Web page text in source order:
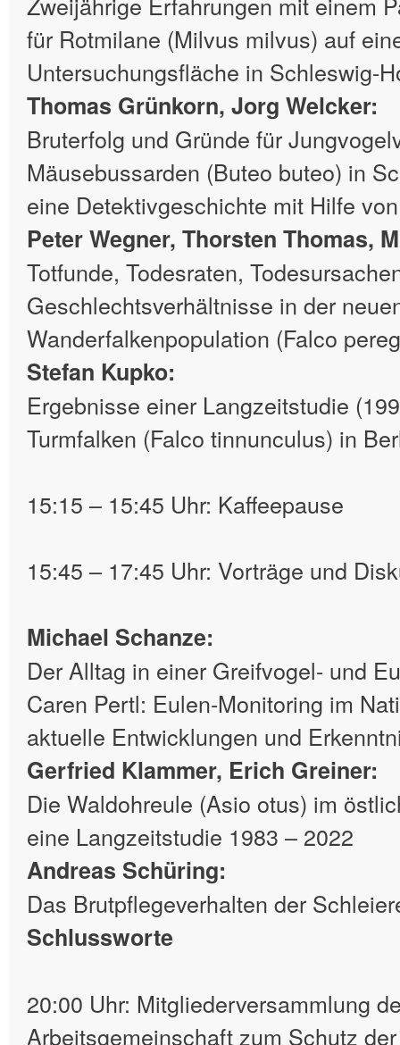
für Rotmilane (Milvus milvus) auf
Untersuchungsfläche in Schleswig-
Thomas Grünkorn, Jorg Welcker:
Bruterfolg und Gründe für
Mäusebussarden (Buteo buteo) in
eine Detektivgeschichte mit Hilfe
Peter Wegner, Thorsten Thomas,
Totfunde, Todesraten,
Geschlechtsverhältnisse in der
Wanderfalkenpopulation (Falco
Stefan Kupko:
Ergebnisse einer Langzeitstudie
Turmfalken (Falco tinnunculus) in
15:15 – 15:45 Uhr: Kaffeepause
15:45 – 17:45 Uhr: Vorträge und
Michael Schanze:
Der Alltag in einer Greifvogel- und
Caren Pertl: Eulen-Monitoring im
aktuelle Entwicklungen und
Gerfried Klammer, Erich Greiner:
Die Waldohreule (Asio otus) im
eine Langzeitstudie 1983 – 2022
Andreas Schüring:
Das Brutpflegeverhalten der
Schlussworte
20:00 Uhr: Mitgliederversammlung
Arbeitsgemeinschaft zum Schutz